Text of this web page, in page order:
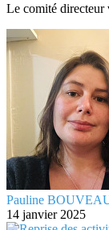
Le comité directeur
Pauline
14 janvier 2025